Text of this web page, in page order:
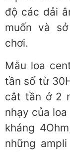
độ các dải
muốn và
chơi.
Mẫu loa
tần số từ
cắt tần ở 2
nhạy của
kháng
những